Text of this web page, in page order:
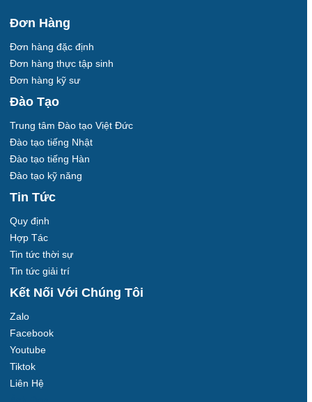
Đơn Hàng
Đơn hàng đặc định
Đơn hàng thực tập sinh
Đơn hàng kỹ sư
Đào Tạo
Trung tâm Đào tạo Việt Đức
Đào tạo tiếng Nhật
Đào tạo tiếng Hàn
Đào tạo kỹ năng
Tin Tức
Quy định
Hợp Tác
Tin tức thời sự
Tin tức giải trí
Kết Nối Với Chúng Tôi
Zalo
Facebook
Youtube
Tiktok
Liên Hệ